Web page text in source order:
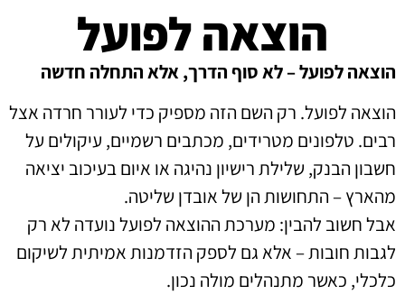
הוצאה לפועל
הוצאה לפועל – לא סוף הדרך, אלא התחלה חדשה
הוצאה לפועל. רק השם הזה מספיק כדי לעורר חרדה אצל
רבים. טלפונים מטרידים, מכתבים רשמיים, עיקולים על
חשבון הבנק, שלילת רישיון נהיגה או איום בעיכוב יציאה
מהארץ – התחושות הן של אובדן שליטה.
אבל חשוב להבין: מערכת ההוצאה לפועל נועדה לא רק
לגבות חובות – אלא גם לספק הזדמנות אמיתית לשיקום
כלכלי, כאשר מתנהלים מולה נכון.